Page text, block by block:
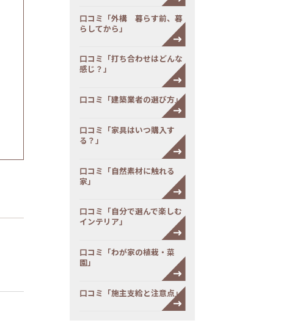
口コミ「外構 暮らす前、暮
らしてから」
口コミ「打ち合わせはどんな
感じ？」
口コミ「建築業者の選び方」
口コミ「家具はいつ購入す
る？」
口コミ「自然素材に触れる
家」
口コミ「自分で選んで楽しむ
インテリア」
口コミ「わが家の植栽・菜
園」
口コミ「施主支給と注意点」